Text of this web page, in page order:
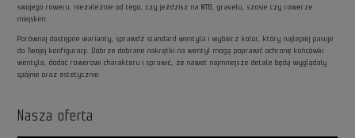
swojego roweru, niezależnie od tego, czy jeździsz na MTB, gravelu, szosie czy rowerze
miejskim.
Porównaj dostępne warianty, sprawdź standard wentyla i wybierz kolor, który najlepiej pasuje
do Twojej konfiguracji. Dobrze dobrane nakrętki na wentyl mogą poprawić ochronę końcówki
wentyla, dodać rowerowi charakteru i sprawić, że nawet najmniejsze detale będą wyglądały
spójnie oraz estetycznie.
Nasza oferta